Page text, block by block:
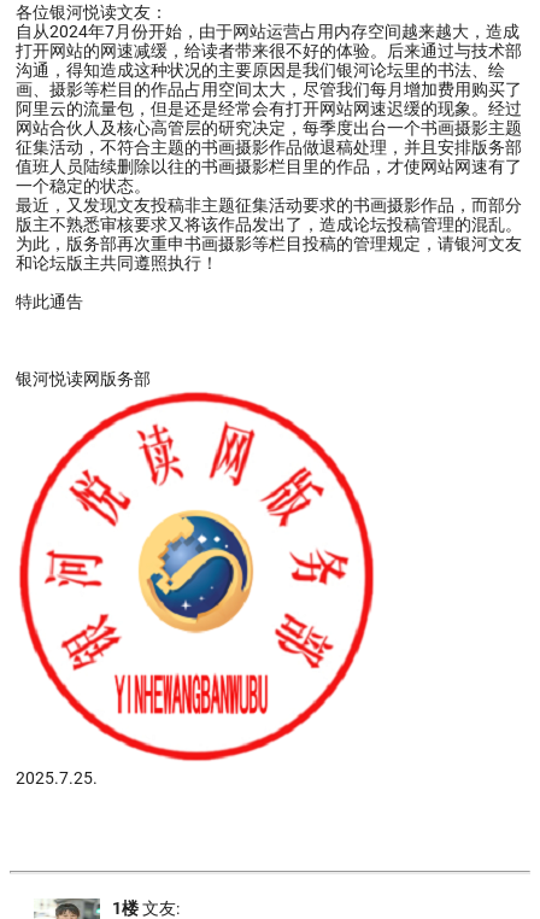
各位银河悦读文友：
自从2024年7月份开始，由于网站运营占用内存空间越来越大，造成
打开网站的网速减缓，给读者带来很不好的体验。后来通过与技术部
沟通，得知造成这种状况的主要原因是我们银河论坛里的书法、绘
画、摄影等栏目的作品占用空间太大，尽管我们每月增加费用购买了
阿里云的流量包，但是还是经常会有打开网站网速迟缓的现象。经过
网站合伙人及核心高管层的研究决定，每季度出台一个书画摄影主题
征集活动，不符合主题的书画摄影作品做退稿处理，并且安排版务部
值班人员陆续删除以往的书画摄影栏目里的作品，才使网站网速有了
一个稳定的状态。
最近，又发现文友投稿非主题征集活动要求的书画摄影作品，而部分
版主不熟悉审核要求又将该作品发出了，造成论坛投稿管理的混乱。
为此，版务部再次重申书画摄影等栏目投稿的管理规定，请银河文友
和论坛版主共同遵照执行！
特此通告
银河悦读网版务部
2025.7.25.
1楼文友: